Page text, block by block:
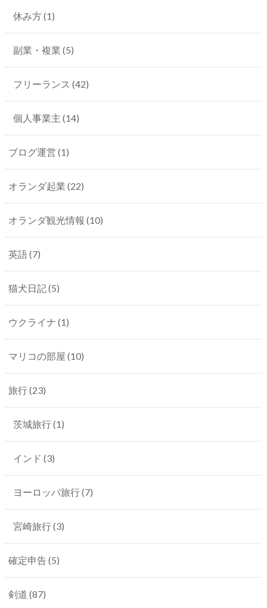
休み方(1)
副業・複業 (5)
フリーランス (42)
個人事業主 (14)
ブログ運営 (1)
オランダ起業 (22)
オランダ観光情報 (10)
英語(7)
猫犬日記(5)
ウクライナ (1)
マリコの部屋 (10)
旅行(23)
茨城旅行(1)
インド (3)
ヨーロッパ旅行(7)
宮崎旅行(3)
確定申告(5)
剣道 (87)